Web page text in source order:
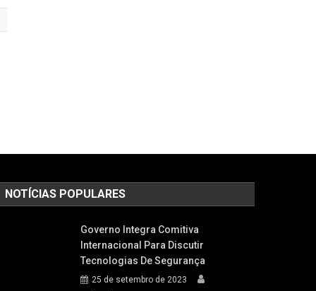
NOTÍCIAS POPULARES
Governo Integra Comitiva
Internacional Para Discutir
Tecnologias De Segurança
25 de setembro de 2023